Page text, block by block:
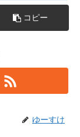
コピー
ゆーすけ